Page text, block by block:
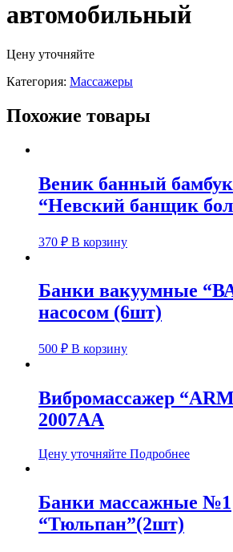
автомобильный
Цену уточняйте
Категория: Массажеры
Похожие товары
Веник банный
“Невский банщик
370 ₽ В корзину
Банки вакуумные
насосом (6шт)
500 ₽ В корзину
Вибромассажер
2007AA
Цену уточняйте Подробнее
Банки массажные №1
“Тюльпан”(2шт)